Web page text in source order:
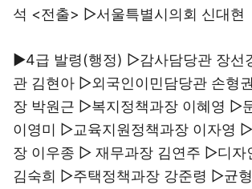
석 <전출> ▷서울특별시의회 신대현
▶4급 발령(행정) ▷감사담당관 장선
관 김현아 ▷외국인이민담당관 손형
장 박원근 ▷복지정책과장 이혜영 ▷
이영미 ▷교육지원정책과장 이자영
장 이우종 ▷ 재무과장 김연주 ▷디자
김숙희 ▷주택정책과장 강준령 ▷균